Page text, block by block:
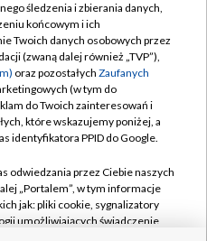
TVP
zgody
śledzenia i zbierania danych,
końcowym i ich
Twoich danych osobowych przez
(zwaną dalej również „TVP”),
oraz pozostałych Zaufanych
(w tym do
do Twoich zainteresowań i
które wskazujemy poniżej, a
identyfikatora PPID do Google.
odwiedzania przez Ciebie naszych
„Portalem”, w tym informacje
jak: pliki cookie, sygnalizatory
umożliwiających świadczenie